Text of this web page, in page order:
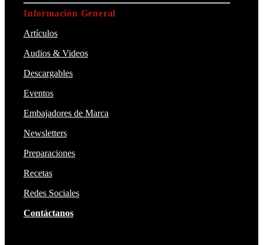
Información General
Artículos
Audios & Videos
Descargables
Eventos
Embajadores de Marca
Newsletters
Preparaciones
Recetas
Redes Sociales
Contáctanos